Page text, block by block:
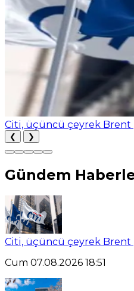
Citi, üçüncü çeyrek
❮ ❯
Gündem
Citi, üçüncü çeyrek
Cum 07.08.2026 18:51